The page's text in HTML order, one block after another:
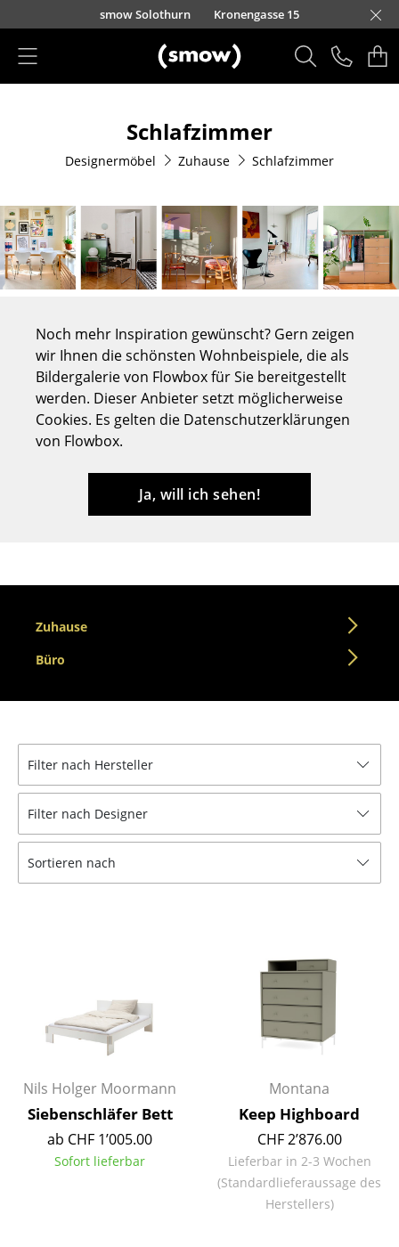
Direkt zum Inhaltsmow Solothurn Kronengasse 15
Esszimmerstühle
Sofas
Sessel
Loungesessel
Freischwinger
Barhocker
Hocker
Bürodrehstühle
Einzelteile
Tische
Esstische
Sekretäre & PC-Tische
Konferenztische
Kindertische
Gartentische
Schlafzimmer
Designermöbel Zuhause Schlafzimmer
Noch mehr Inspiration gewünscht? Gern zeigen
wir Ihnen die schönsten Wohnbeispiele, die als
Bildergalerie von Flowbox für Sie bereitgestellt
werden. Dieser Anbieter setzt möglicherweise
Cookies. Es gelten die Datenschutzerklärungen
von Flowbox.
Ja, will ich sehen!
Zuhause
Büro
Filter nach Hersteller
Filter nach Designer
Sortieren nach
Nils Holger Moormann
Siebenschläfer Bett
ab CHF 1’005.00
Sofort lieferbar
Montana
Keep Highboard
CHF 2’876.00
Lieferbar in 2-3 Wochen
(Standardlieferaussage des
Herstellers)